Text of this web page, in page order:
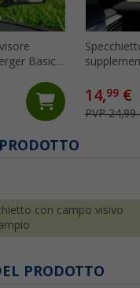
Basic
14,99 €
PVP 24,99
con campo visivo
PRODOTTO